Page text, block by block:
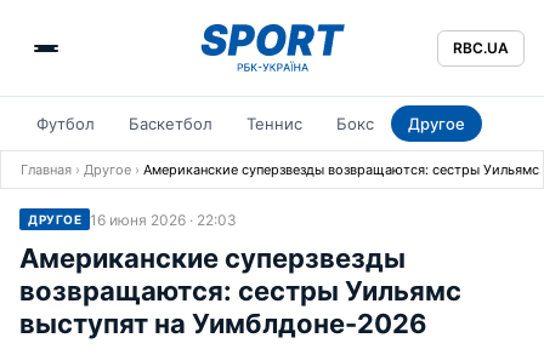
RBC.UA
Футбол Баскетбол Теннис Бокс Другое
Главная › Другое › Американские суперзвезды возвращаются: сестры
ДРУГОЕ 16 июня 2026 · 22:03
Американские суперзвезды
возвращаются: сестры Уильямс
выступят на Уимблдоне-2026